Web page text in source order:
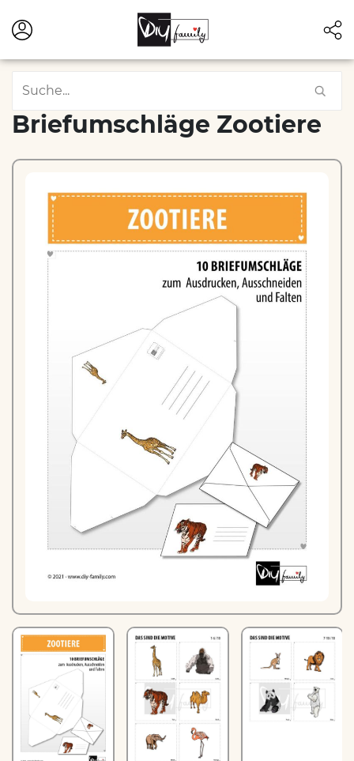
Briefumschläge Zootiere